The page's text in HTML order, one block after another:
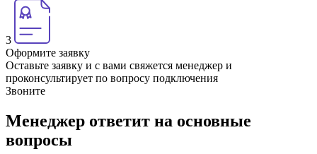
3
Оформите заявку
Оставьте заявку и с вами свяжется менеджер и
проконсультирует по вопросу подключения
Звоните
Менеджер ответит на основные
вопросы